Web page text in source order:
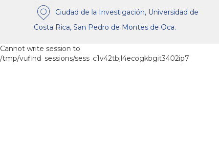
Ciudad de la Investigación, Universidad de
Costa Rica, San Pedro de Montes de Oca.
Cannot write session to
/tmp/vufind_sessions/sess_c1v42tbjl4ecogkbgit3402ip7